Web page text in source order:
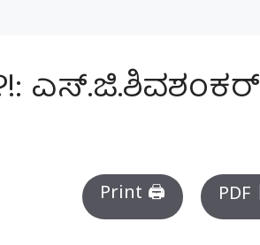
ಎಸ್.ಜಿ.ಶಿವಶಂಕರ್
Print 🖨 PDF